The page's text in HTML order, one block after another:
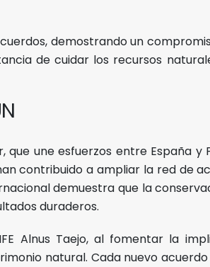
demostrando un
de cuidar los recursos
une esfuerzos entre España y
contribuido a ampliar la red de
demuestra que la
duraderos.
Alnus Taejo, al fomentar la
natural. Cada nuevo